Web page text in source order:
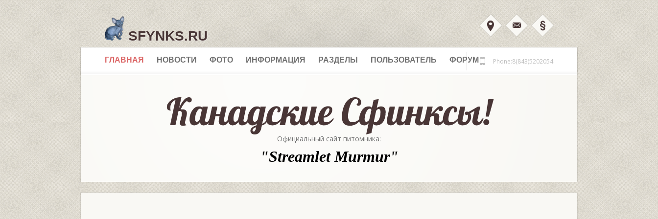
SFYNKS.RU
ГЛАВНАЯ НОВОСТИ ФОТО ИНФОРМАЦИЯ РАЗДЕЛЫ ПОЛЬЗОВАТЕЛЬ ФОРУМ Phone:8(843)5202054
Официальный сайт питомника:
"Streamlet Murmur"